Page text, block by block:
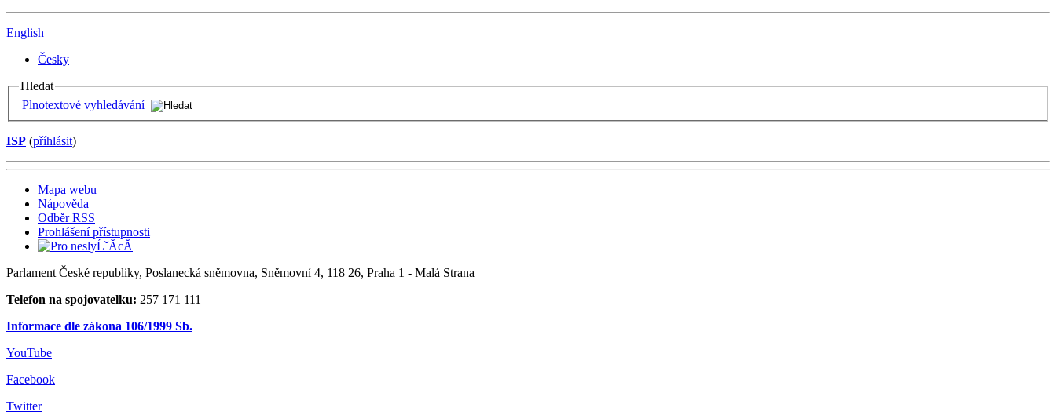
English
Česky
Hledat
Plnotextové vyhledávání
ISP (příhlásit)
Mapa webu
Nápověda
Odběr RSS
Prohlášení přístupnosti
Parlament České republiky, Poslanecká sněmovna, Sněmovní 4, 118 26, Praha 1 - Malá Strana
Telefon na spojovatelku: 257 171 111
Informace dle zákona 106/1999 Sb.
YouTube
Facebook
Twitter